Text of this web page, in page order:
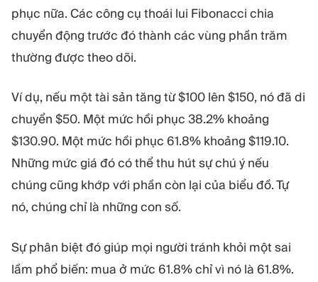
phục nữa. Các công cụ thoái lui Fibonacci chia
chuyển động trước đó thành các vùng phần trăm
thường được theo dõi.
Ví dụ, nếu một tài sản tăng từ $100 lên $150, nó đã di
chuyển $50. Một mức hồi phục 38.2% khoảng
$130.90. Một mức hồi phục 61.8% khoảng $119.10.
Những mức giá đó có thể thu hút sự chú ý nếu
chúng cũng khớp với phần còn lại của biểu đồ. Tự
nó, chúng chỉ là những con số.
Sự phân biệt đó giúp mọi người tránh khỏi một sai
lầm phổ biến: mua ở mức 61.8% chỉ vì nó là 61.8%.